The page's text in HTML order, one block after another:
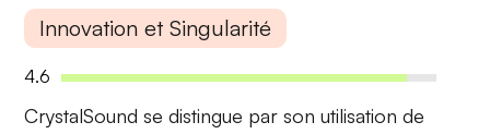
Innovation et Singularité
4.6
CrystalSound se distingue par son utilisation de